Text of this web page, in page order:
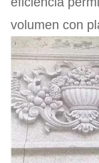
volumen con